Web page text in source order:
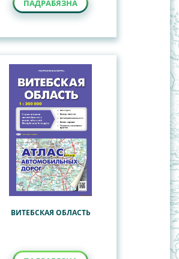
ПАДРАБЯЗНА
ВИТЕБСКАЯ ОБЛАСТЬ